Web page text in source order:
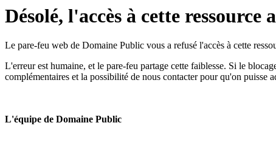
Désolé, l'accès à cette ressource
Le pare-feu web de Domaine Public vous a refusé l'accès à cette
L'erreur est humaine, et le pare-feu partage cette faiblesse. Si le
complémentaires et la possibilité de nous contacter pour qu'on puisse
L'équipe de Domaine Public